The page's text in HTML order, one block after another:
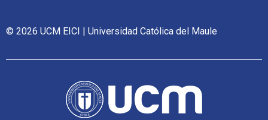
© 2026 UCM EICI | Universidad Católica del Maule